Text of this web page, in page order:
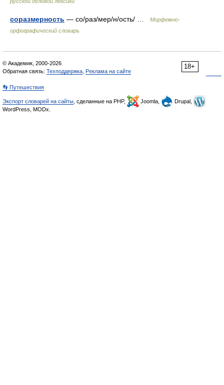
соразмерность — со/раз/мер/н/ость/ …
Морфемно-
орфографический словарь
18+
© Академик, 2000-2026
Обратная связь: Техподдержка Реклама на сайте
👣 Путешествия
Экспорт словарей на сайты , сделанные на PHP, Joomla,
Drupal,
WordPress, MODx.